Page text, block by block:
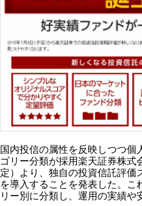
国内投信の属性を反映しつつ個
ゴリー分類が採用楽天証券株式
定）より、独自の投資信託評価
を導入することを発表した。こ
リー別に分類し、運用の実績